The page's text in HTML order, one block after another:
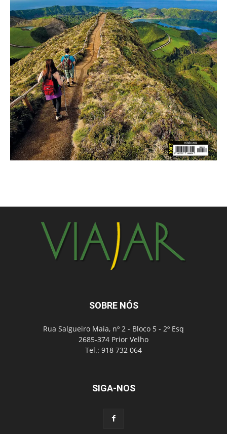
SOBRE NÓS
Rua Salgueiro Maia, nº 2 - Bloco 5 - 2º Esq
2685-374 Prior Velho
Tel.: 918 732 064
SIGA-NOS